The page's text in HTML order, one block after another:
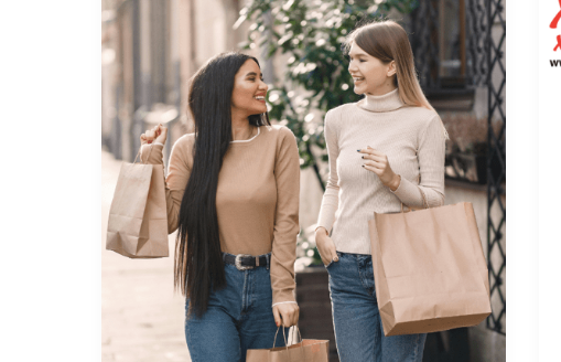
SEGMENTACIÓN
IMPULSA
TUS PRODUCTOS
E
INCREMENTA
LAS
VENTAS